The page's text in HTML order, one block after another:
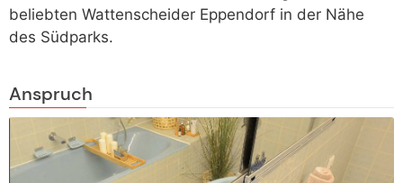
beliebten Wattenscheider Eppendorf in der Nähe
des Südparks.
Anspruch